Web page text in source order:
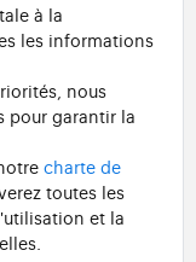
à la
les informations
nous
pour garantir la
charte de
toutes les
et la